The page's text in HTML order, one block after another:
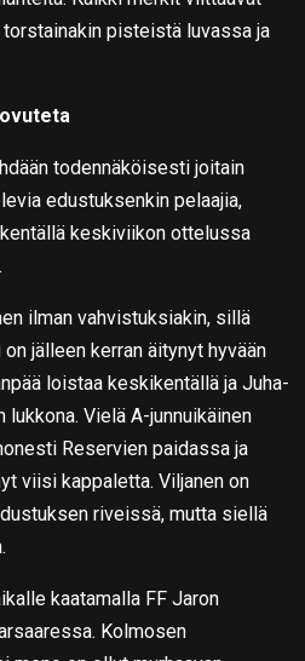
pisteistä luvassa ja
todennäköisesti joitain
edustuksenkin pelaajia,
keskiviikon ottelussa
ilman vahvistuksiakin, sillä
jälleen kerran äitynyt hyvään
loistaa keskikentällä ja Juha-
Vielä A-junnuikäinen
Reservien paidassa ja
viisi kappaletta. Viljanen on
riveissä, mutta siellä
kaatamalla FF Jaron
Kolmosen